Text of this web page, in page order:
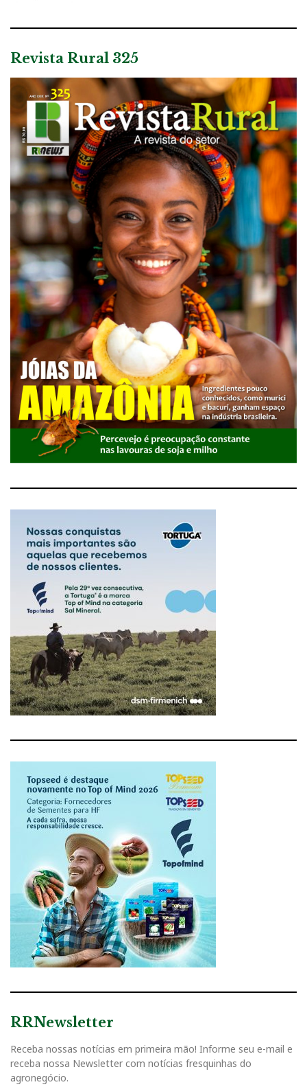
Revista Rural 325
RRNewsletter
Receba nossas notícias em primeira mão! Informe seu e-mail e
receba nossa Newsletter com notícias fresquinhas do
agronegócio.